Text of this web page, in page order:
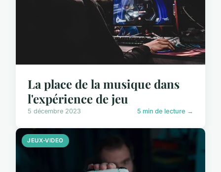
La place de la musique dans
l'expérience de jeu
5 décembre 2023 5 min de lecture →
JEUX-VIDEO